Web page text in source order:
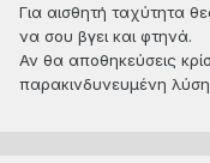
Για αισθητή ταχύτητα
να σου βγει και φτηνά.
Αν θα αποθηκεύσεις
παρακινδυνευμένη